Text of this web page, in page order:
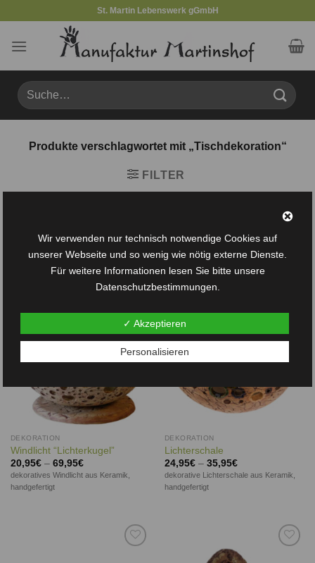
springen
St. Martin Lebenswerk gGmbH
Suche
nach:
Produkte verschlagwortet mit „Tischdekoration“
FILTER
DEKORATION
Windlicht “Lichterkugel”
20,95€– 69,95€
dekoratives Windlicht aus Keramik,
handgefertigt
DEKORATION
Lichterschale
24,95€– 35,95€
dekorative Lichterschale aus Keramik,
handgefertigt
Wir verwenden nur technisch notwendige Cookies auf
unserer Webseite und so wenig wie nötig externe Dienste.
Für weitere Informationen lesen Sie bitte unsere
Datenschutzbestimmungen.
✓ Akzeptieren
Personalisieren